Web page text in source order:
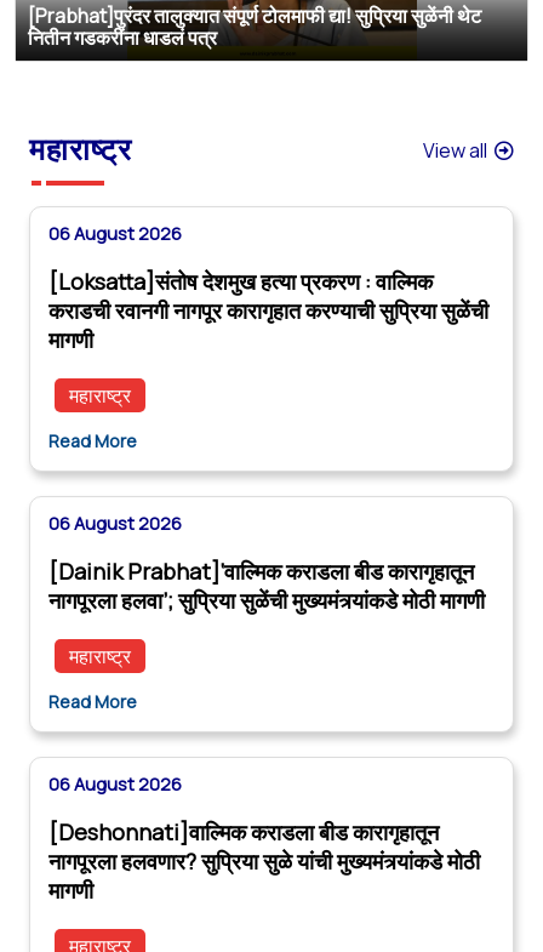
[Prabhat]पुरंदर तालुक्यात संपूर्ण टोलमाफी द्या! सुप्रिया सुळेंनी थेट
नितीन गडकरींना धाडलं पत्र
महाराष्ट्र View all
06 August 2026
[Loksatta]संतोष देशमुख हत्या प्रकरण : वाल्मिक
कराडची रवानगी नागपूर कारागृहात करण्याची सुप्रिया सुळेंची
मागणी
महाराष्ट्र
Read More
06 August 2026
[Dainik Prabhat]‘वाल्मिक कराडला बीड कारागृहातून
नागपूरला हलवा’; सुप्रिया सुळेंची मुख्यमंत्र्यांकडे मोठी मागणी
महाराष्ट्र
Read More
06 August 2026
[Deshonnati]वाल्मिक कराडला बीड कारागृहातून
नागपूरला हलवणार? सुप्रिया सुळे यांची मुख्यमंत्र्यांकडे मोठी
मागणी
महाराष्ट्र